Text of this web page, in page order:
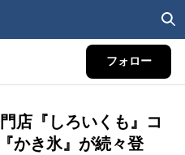
フォロー
店『しろいくも』コ
かき氷』が続々登